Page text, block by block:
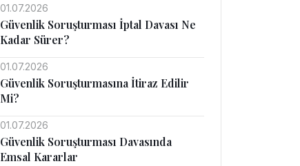
01.07.2026
Güvenlik Soruşturması İptal Davası Ne
Kadar Sürer?
01.07.2026
Güvenlik Soruşturmasına İtiraz Edilir
Mi?
01.07.2026
Güvenlik Soruşturması Davasında
Emsal Kararlar